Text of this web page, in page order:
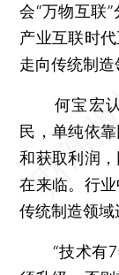
会“万物互联
产业互联时
走向传统制造
何宝宏认
民，单纯依
和获取利润
在来临。行
传统制造领域
“技术有7